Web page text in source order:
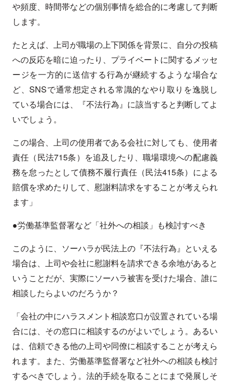
や頻度、時間帯などの個別事情を総合的に考慮して判断
します。
たとえば、上司が職場の上下関係を背景に、自分の投稿
への反応を暗に迫ったり、プライベートに関するメッセ
ージを一方的に送信する行為が継続するような場合な
ど、SNSで通常想定される常識的なやり取りを逸脱し
ている場合には、『不法行為』に該当すると判断してよ
いでしょう。
この場合、上司の使用者である会社に対しても、使用者
責任（民法715条）を追及したり、職場環境への配慮義
務を怠ったとして債務不履行責任（民法415条）による
賠償を求めたりして、慰謝料請求をすることが考えられ
ます」
●労働基準監督署など「社外への相談」も検討すべき
このように、ソーハラが民法上の『不法行為』といえる
場合は、上司や会社に慰謝料を請求できる余地があると
いうことだが、実際にソーハラ被害を受けた場合、誰に
相談したらよいのだろうか？
「会社の中にハラスメント相談窓口が設置されている場
合には、その窓口に相談するのがよいでしょう。あるい
は、信頼できる他の上司や同僚に相談することが考えら
れます。また、労働基準監督署など社外への相談も検討
するべきでしょう。法的手続を取ることにまで発展しそ